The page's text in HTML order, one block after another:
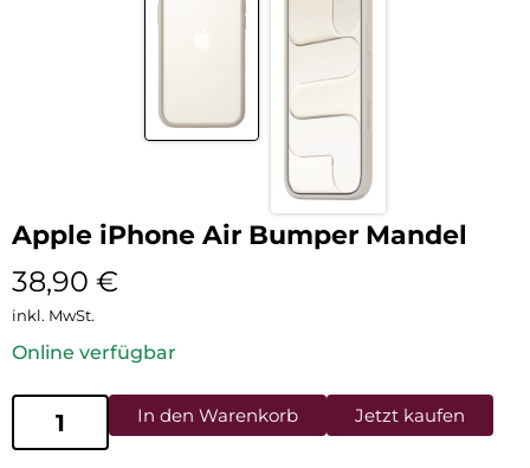
Apple iPhone Air Bumper Mandel
38,90 €
inkl. MwSt.
Online verfügbar
In den Warenkorb Jetzt kaufen